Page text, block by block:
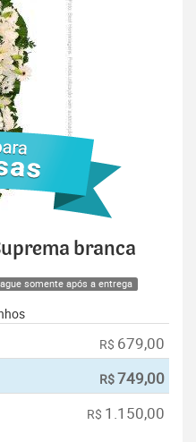
branca
somente após a entrega
R$ 679,00
R$749,00
R$ 1.150,00